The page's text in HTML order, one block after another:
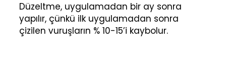
Düzeltme, uygulamadan bir ay sonra
yapılır, çünkü ilk uygulamadan sonra
çizilen vuruşların % 10-15’i kaybolur.